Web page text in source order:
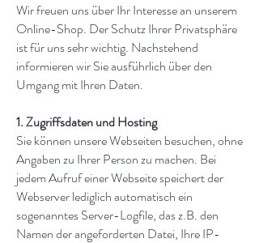
Wir freuen uns über Ihr Interesse an unserem
Online-Shop. Der Schutz Ihrer Privatsphäre
ist für uns sehr wichtig. Nachstehend
informieren wir Sie ausführlich über den
Umgang mit Ihren Daten.
1. Zugriffsdaten und Hosting
Sie können unsere Webseiten besuchen, ohne
Angaben zu Ihrer Person zu machen. Bei
jedem Aufruf einer Webseite speichert der
Webserver lediglich automatisch ein
sogenanntes Server-Logfile, das z.B. den
Namen der angeforderten Datei, Ihre IP-